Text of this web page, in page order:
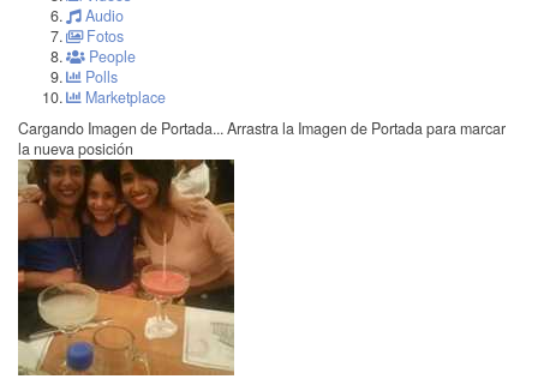
Audio
Fotos
People
Polls
Marketplace
Cargando Imagen de Portada... Arrastra la Imagen de Portada para marcar
la nueva posición